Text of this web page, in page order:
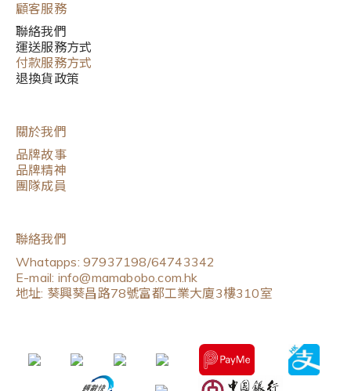
顧客服務
聯絡我們
運送服務方式
付款服務方式
退換貨政策
關於我們
品牌故事
品牌精神
團隊成員
聯絡我們
Whatapps: 97937198/64743342
E-mail: info@mamabobo.com.hk
地址: 葵興葵昌路78號富都工業大廈3樓310室